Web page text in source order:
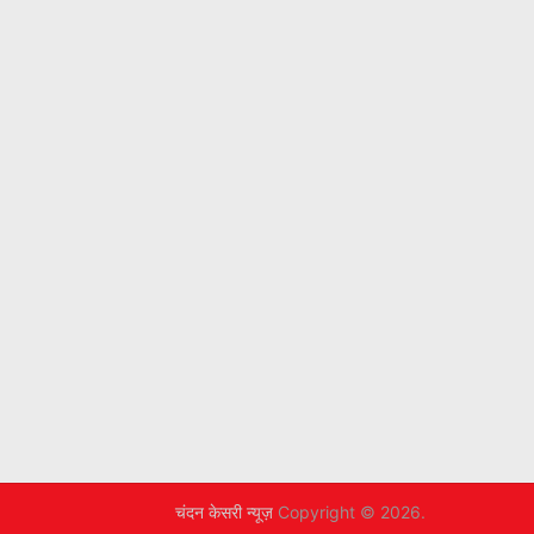
चंदन केसरी न्यूज़ Copyright © 2026.